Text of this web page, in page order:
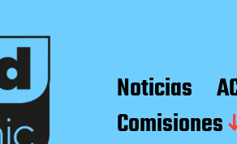
Noticias
Comisiones